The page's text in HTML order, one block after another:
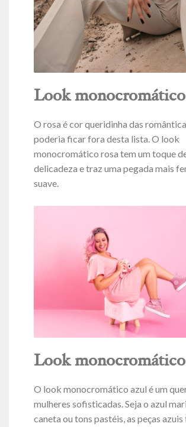
Look
O rosa é cor queridinha das
poderia ficar fora desta lista. O look
monocromático rosa tem um toque
delicadeza e traz uma pegada mais
suave.
Look
O look monocromático azul é um
mulheres sofisticadas. Seja o azul
caneta ou tons pastéis, as peças